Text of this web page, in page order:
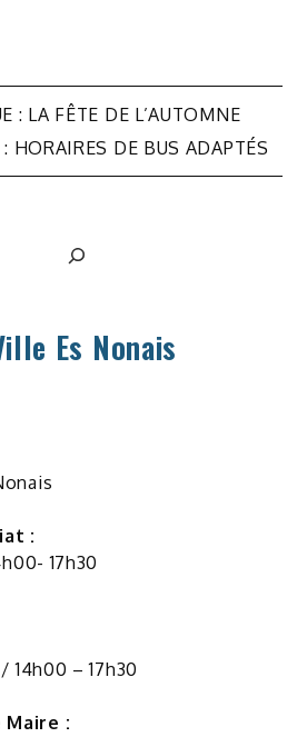
: LA FÊTE DE L’AUTOMNE
HORAIRES DE BUS ADAPTÉS
Es Nonais
:
17h30
14h00 – 17h30
Maire :